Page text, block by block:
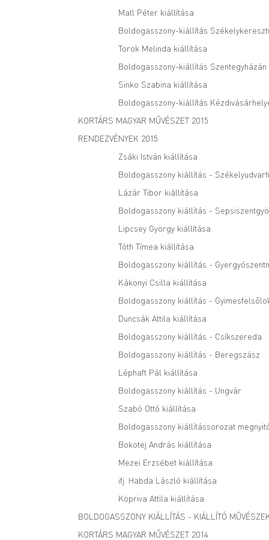
Matl Péter kiállítása
Boldogasszony-kiállítás
Torok Melinda kiállítása
Boldogasszony-kiállítás Szentegyházán
Sinko Szabina kiállítása
Boldogasszony-kiállítás
KORTÁRS MAGYAR MŰVÉSZET 2015
RENDEZVÉNYEK 2015
Zsáki István kiállítása
Boldogasszony kiállítás -
Lázár Tibor kiállítása
Boldogasszony kiállítás -
Lipcsey György kiállítása
Tóth Tímea kiállítása
Boldogasszony kiállítás -
Kákonyi Csilla kiállítása
Boldogasszony kiállítás -
Duncsák Attila kiállítása
Boldogasszony kiállítás - Csíkszereda
Boldogasszony kiállítás - Beregszász
Léphaft Pál kiállítása
Boldogasszony kiállítás - Ungvár
Szabó Ottó kiállítása
Boldogasszony kiállítássorozat
Bokotej András kiállítása
Mezei Erzsébet kiállítása
ifj. Habda László kiállítása
Kopriva Attila kiállítása
BOLDOGASSZONY KIÁLLÍTÁS - KIÁLLÍTÓ
KORTÁRS MAGYAR MŰVÉSZET 2014